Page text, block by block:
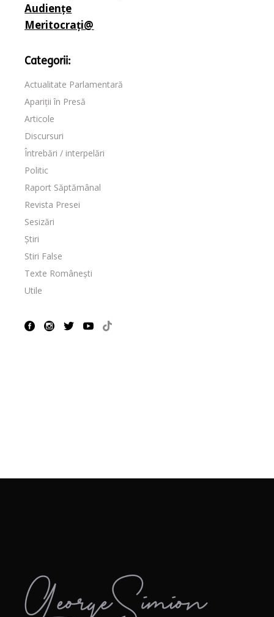
Audiențe
Meritocrați@
Categorii:
Actualitate Parlamentară
Apariții în Presă
Articole
Discursuri
Întrebări / interpelări
Politic
Raport Săptămânal
Revista Presei
Sesizări
Știri
Stiri False
Texte Românești
Utile